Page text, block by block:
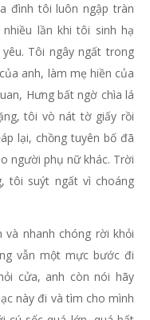
đình tôi luôn ngập tràn
lần khi tôi sinh hạ
Tôi ngây ngất trong
anh, làm mẹ hiền của
Hưng bất ngờ chìa lá
tôi vò nát tờ giấy rồi
lại, chồng tuyên bố đã
người phụ nữ khác. Trời
tôi suýt ngất vì choáng
nhanh chóng rời khỏi
vẫn một mực bước đi
cửa, anh còn nói hãy
này đi và tìm cho mình